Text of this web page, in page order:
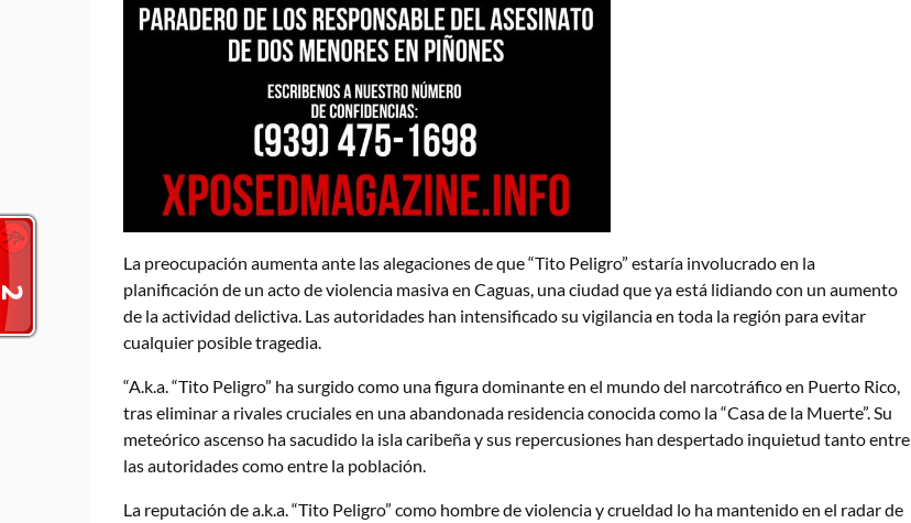
La preocupación aumenta ante las alegaciones de que “Tito Peligro” estaría involucrado en la
planificación de un acto de violencia masiva en Caguas, una ciudad que ya está lidiando con un aumento
de la actividad delictiva. Las autoridades han intensificado su vigilancia en toda la región para evitar
cualquier posible tragedia.
“A.k.a. “Tito Peligro” ha surgido como una figura dominante en el mundo del narcotráfico en Puerto Rico,
tras eliminar a rivales cruciales en una abandonada residencia conocida como la “Casa de la Muerte”. Su
meteórico ascenso ha sacudido la isla caribeña y sus repercusiones han despertado inquietud tanto entre
las autoridades como entre la población.
La reputación de a.k.a. “Tito Peligro” como hombre de violencia y crueldad lo ha mantenido en el radar de